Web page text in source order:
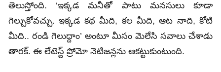
తెలుస్తోంది. ‘ఇక్కడ మనీతో పాటు మనసులు కూడా
గెల్చుకోవచ్చు. ఇక్కడ కథ మీది, కల మీది, ఆట నాది, కోటి
మీది.. రండి గెలుద్దాం’ అంటూ మీసం మెలేసి సవాలు చేశాడు
తారక్‌. ఈ లేటెస్ట్‌ ప్రోమో నెటిజన్లను ఆకట్టుకుంటుంది.